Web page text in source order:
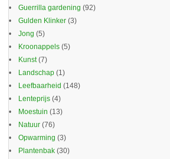
Guerrilla gardening (92)
Gulden Klinker (3)
Jong (5)
Kroonappels (5)
Kunst(7)
Landschap (1)
Leefbaarheid (148)
Lenteprijs (4)
Moestuin (13)
Natuur (76)
Opwarming (3)
Plantenbak (30)